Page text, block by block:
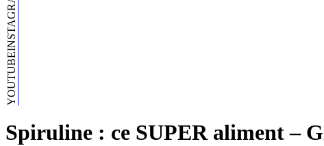
INSTAGRAM
YOUTUBE
Spiruline : ce SUPER aliment –